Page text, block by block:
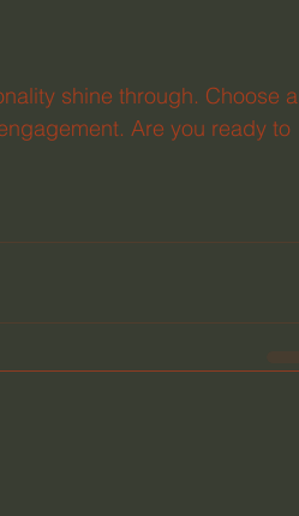
shine through. Choose a
Are you ready to